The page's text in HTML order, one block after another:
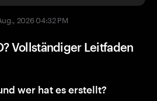
2026 04:32 PM
Vollständiger Leitfaden
wer hat es erstellt?